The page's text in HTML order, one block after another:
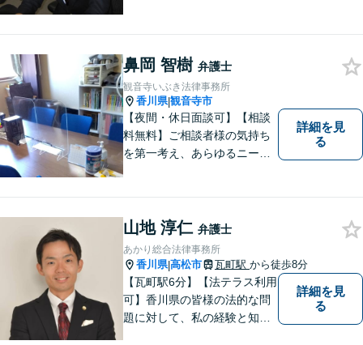
鼻岡 智樹 弁護士
観音寺いぶき法律事務所
香川県|観音寺市
【夜間・休日面談可】【相談
料無料】ご相談者様の気持ち
を第一考え、あらゆるニーズ
ていただきます。ご相談は無
料ですので、お気軽にご相談
ください。
詳細を見
る
山地 淳仁 弁護士
あかり総合法律事務所
香川県|高松市 瓦町駅 から徒歩8分
【瓦町駅6分】【法テラス利用
可】香川県の皆様の法的な問
題に対して、私の経験と知識
詳細を見
る